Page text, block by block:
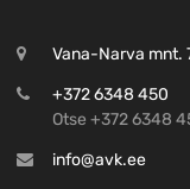
Vana-Narva mnt.
+372 6348 450
Otse +372 6348
info@avk.ee